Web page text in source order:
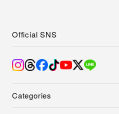
Categories
Official SNS